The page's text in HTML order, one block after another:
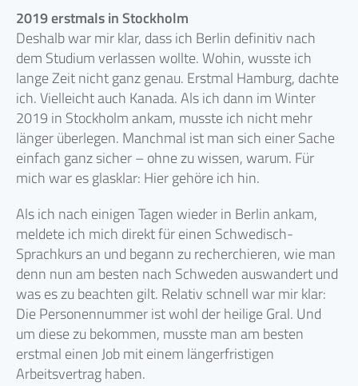
2019 erstmals in Stockholm
Deshalb war mir klar, dass ich Berlin definitiv nach
dem Studium verlassen wollte. Wohin, wusste ich
lange Zeit nicht ganz genau. Erstmal Hamburg, dachte
ich. Vielleicht auch Kanada. Als ich dann im Winter
2019 in Stockholm ankam, musste ich nicht mehr
länger überlegen. Manchmal ist man sich einer Sache
einfach ganz sicher – ohne zu wissen, warum. Für
mich war es glasklar: Hier gehöre ich hin.
Als ich nach einigen Tagen wieder in Berlin ankam,
meldete ich mich direkt für einen Schwedisch-
Sprachkurs an und begann zu recherchieren, wie man
denn nun am besten nach Schweden auswandert und
was es zu beachten gilt. Relativ schnell war mir klar:
Die Personennummer ist wohl der heilige Gral. Und
um diese zu bekommen, musste man am besten
erstmal einen Job mit einem längerfristigen
Arbeitsvertrag haben.